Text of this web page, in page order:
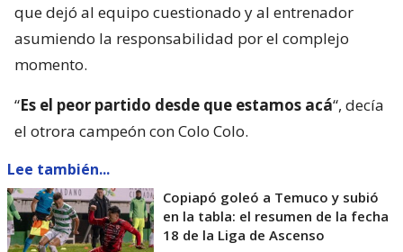
que dejó al equipo cuestionado y al entrenador
asumiendo la responsabilidad por el complejo
momento.
“Es el peor partido desde que estamos acá“, decía
el otrora campeón con Colo Colo.
Lee también...
Copiapó goleó a Temuco y subió
en la tabla: el resumen de la fecha
18 de la Liga de Ascenso